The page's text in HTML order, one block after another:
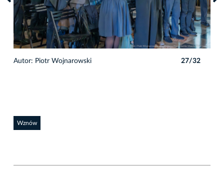
Autor: Piotr Wojnarowski 27/32
Wznów